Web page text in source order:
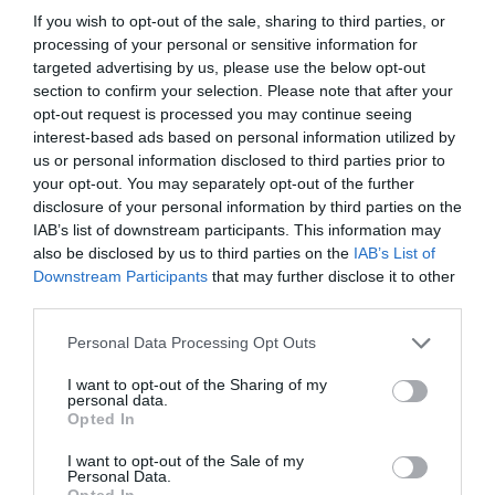
If you wish to opt-out of the sale, sharing to third parties, or
processing of your personal or sensitive information for
targeted advertising by us, please use the below opt-out
section to confirm your selection. Please note that after your
opt-out request is processed you may continue seeing
interest-based ads based on personal information utilized by
us or personal information disclosed to third parties prior to
your opt-out. You may separately opt-out of the further
disclosure of your personal information by third parties on the
IAB’s list of downstream participants. This information may
also be disclosed by us to third parties on the IAB’s List of
Downstream Participants that may further disclose it to other
Please note that this website/app uses one or more Google
not limited to your visit or usage behaviour. You may click to
grant or deny consent to Google and its third-party tags to
use your data for below specified purposes in below Google
consent section.
Personal Data Processing Opt Outs
I want to opt-out of the Sharing of my
personal data.
Opted In
I want to opt-out of the Sale of my
Personal Data.
Yaheetech Set di 2 Manubri
Regolabili 15/20/25/30kg con
Collari Sicurezza | Piastre con
Pesi Diversi, Impugnatura
Antiscivolo, Facile da
Smontare e Riporre, Ideale
per Palestra e Casa, Nero
Yes4All Set Manubri Palestra
in Neoprene Esagonale -
Coppia di Pesi Palestra in
Casa, Dumbbells Set
Sport e tempo libero |Fitness e palestra
accessori |Manubri
SONGMICS 2 manubri
esagonali rivestiti in neoprene
per allenamento di forza,
Sport e tempo libero |Fitness e palestra
accessori
DH FitLife Manubri Regolabili
Impugnatura Antiscivolo,
Salvaspazio per Palestra Casa